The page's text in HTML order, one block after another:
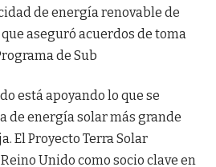
de energía renovable de
aseguró acuerdos de toma
de Sub
está apoyando lo que se
de energía solar más grande
El Proyecto Terra Solar
Unido como socio clave en